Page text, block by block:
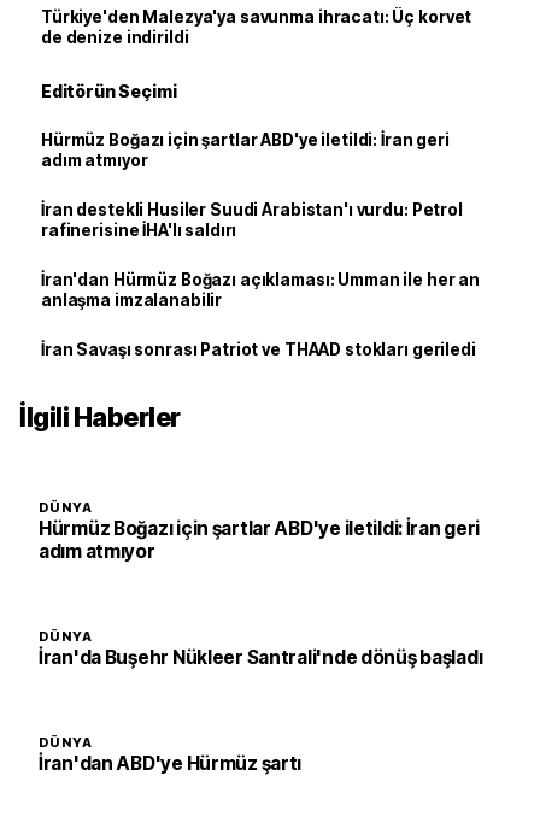
Türkiye'den Malezya'ya savunma ihracatı: Üç korvet
de denize indirildi
Editörün Seçimi
Hürmüz Boğazı için şartlar ABD'ye iletildi: İran geri
adım atmıyor
İran destekli Husiler Suudi Arabistan'ı vurdu: Petrol
rafinerisine İHA'lı saldırı
İran'dan Hürmüz Boğazı açıklaması: Umman ile her an
anlaşma imzalanabilir
İran Savaşı sonrası Patriot ve THAAD stokları geriledi
İlgili Haberler
DÜNYA
Hürmüz Boğazı için şartlar ABD'ye iletildi: İran geri
adım atmıyor
DÜNYA
İran'da Buşehr Nükleer Santrali'nde dönüş başladı
DÜNYA
İran'dan ABD'ye Hürmüz şartı